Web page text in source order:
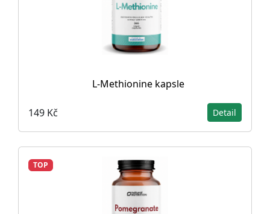
L-Methionine kapsle
149 Kč Detail
TOP